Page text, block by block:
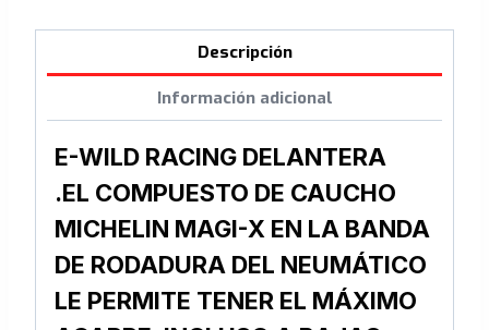
cantidad
Descripción
Información adicional
E-WILD RACING DELANTERA
.EL COMPUESTO DE CAUCHO
MICHELIN MAGI-X EN LA BANDA
DE RODADURA DEL NEUMÁTICO
LE PERMITE TENER EL MÁXIMO